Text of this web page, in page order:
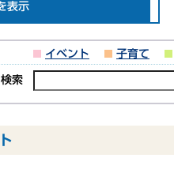
表示
イベント 子育て
索